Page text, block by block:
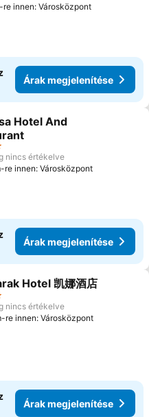
re innen: Városközpont
Árak megjelenítése
a kedvencekhez
Hotel And
nincs értékelve
re innen: Városközpont
Árak megjelenítése
a kedvencekhez
Hotel 凯娜酒店
nincs értékelve
re innen: Városközpont
Árak megjelenítése